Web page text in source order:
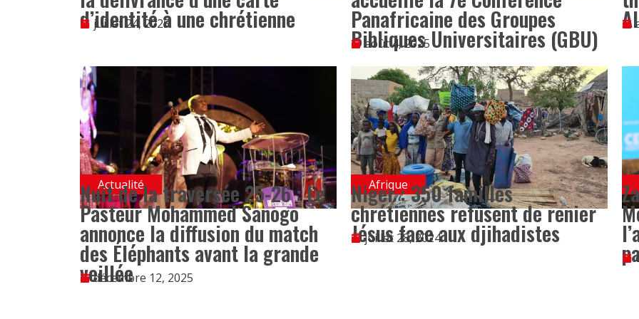
d’identité à une chrétienne
juillet 24, 2025 Panafricaine des Groupes
Bibliques Universitaires (GBU)
août 4, 2025
Actualité
Nuit de la traversée 25-26 : Le
Pasteur Mohammed Sanogo
annonce la diffusion du match
des Éléphants avant la grande
veillée
décembre 12, 2025
Afrique
Niger : 350 familles
chrétiennes refusent de renier
Jésus face aux djihadistes
juillet 28, 2024